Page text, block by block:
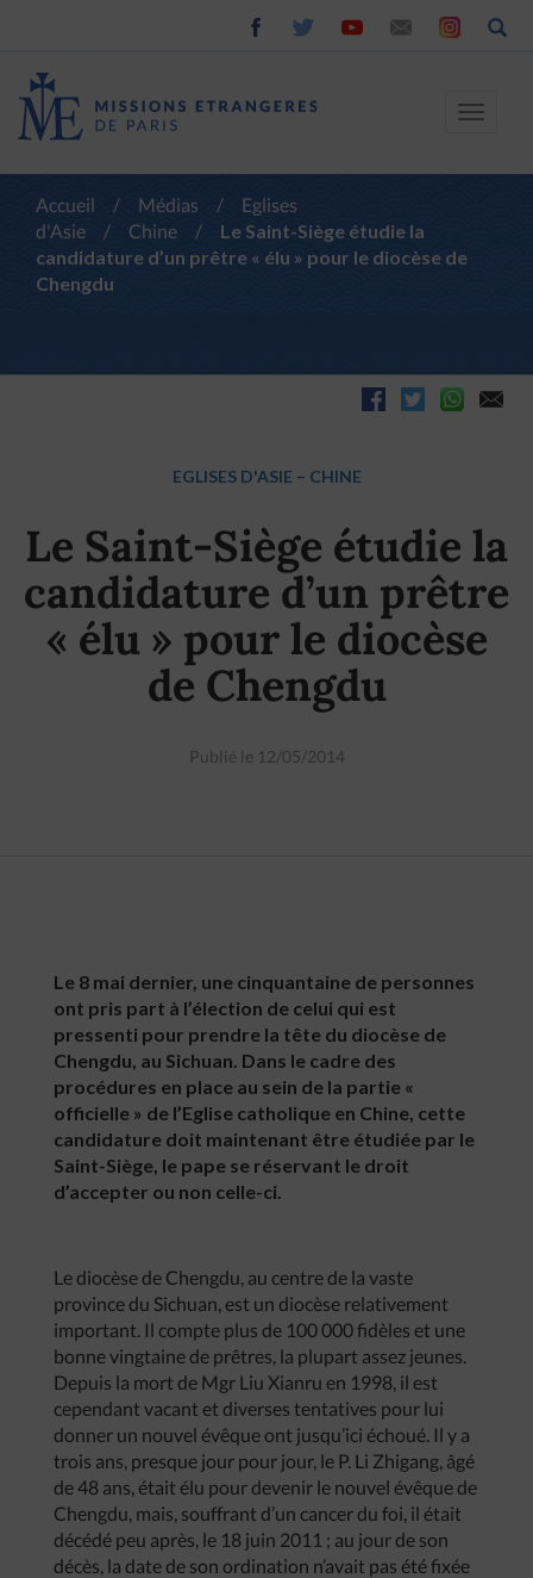
Toggle
Accueil / Médias /
Eglises
d'Asie
/ Chine /
Le Saint-Siège étudie la
candidature d’un prêtre « élu » pour le diocèse de
Chengdu
EGLISES D'ASIE – CHINE
Le Saint-Siège étudie la
candidature d’un prêtre
« élu » pour le diocèse
de Chengdu
Publié le 12/05/2014
Le 8 mai dernier, une cinquantaine de personnes
ont pris part à l’élection de celui qui est
pressenti pour prendre la tête du diocèse de
Chengdu, au Sichuan. Dans le cadre des
procédures en place au sein de la partie «
officielle » de l’Eglise catholique en Chine, cette
candidature doit maintenant être étudiée par le
Saint-Siège, le pape se réservant le droit
d’accepter ou non celle-ci.
Le diocèse de Chengdu, au centre de la vaste
province du Sichuan, est un diocèse relativement
important. Il compte plus de 100 000 fidèles et une
bonne vingtaine de prêtres, la plupart assez jeunes.
Depuis la mort de Mgr Liu Xianru en 1998, il est
cependant vacant et diverses tentatives pour lui
donner un nouvel évêque ont jusqu’ici échoué. Il y a
trois ans, presque jour pour jour, le P. Li Zhigang, âgé
de 48 ans, était élu pour devenir le nouvel évêque de
Chengdu, mais, souffrant d’un cancer du foi, il était
décédé peu après, le 18 juin 2011 ; au jour de son
décès, la date de son ordination n’avait pas été fixée